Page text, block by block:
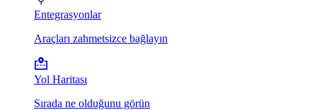
Entegrasyonlar
Araçları zahmetsizce bağlayın
Yol Haritası
Sırada ne olduğunu görün